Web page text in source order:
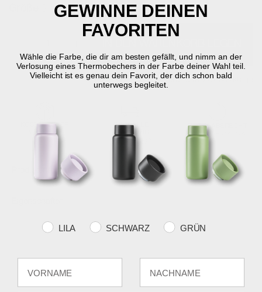
3 cm - dia. 12 cm
Auf Lager Lieferung in 2-5 Werktage
KOSTENLOSER
VERSAND
SCHNELLE
RÜCKGABERECHT
30 Tage Rückgabe
Produktinformation
GEWINNE DEINEN
FAVORITEN
Wähle die Farbe, die dir am besten gefällt, und nimm an der
Verlosung eines Thermobechers in der Farbe deiner Wahl teil.
Vielleicht ist es genau dein Favorit, der dich schon bald
unterwegs begleitet.
Farvevalg
LILA SCHWARZ GRÜN